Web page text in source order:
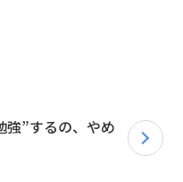
強”するの、やめ